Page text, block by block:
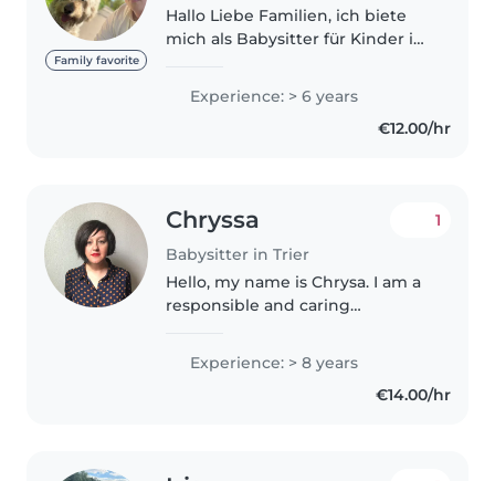
Family favorite
Hallo Liebe Familien, ich biete
mich als Babysitter für Kinder im
Hagen(m) & bin 23 Jahre alt. Ich
Experience: > 6 years
€12.00/hr
Chryssa
Babysitter in Trier
1
Hello, my name is Chrysa. I am a
responsible and caring
infant and child care, as well as a
degree in Nutrition. I have many
years of experience working..
Experience: > 8 years
€14.00/hr